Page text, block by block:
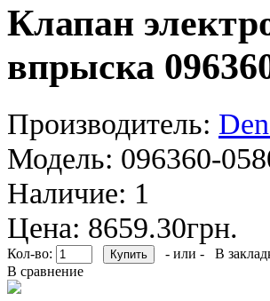
Клапан
впрыска
Производитель:
Модель: 096360-
Наличие: 1
Цена: 8659.30грн.
Кол-во: - или -
В
В сравнение